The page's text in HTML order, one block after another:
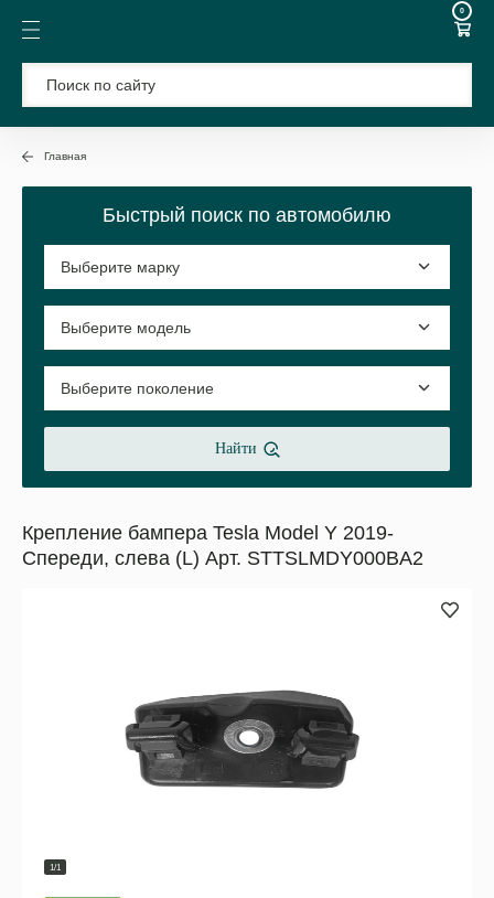
0
Главная
Быстрый поиск по автомобилю
Найти
Крепление бампера Tesla Model Y 2019-
Спереди, слева (L) Арт. STTSLMDY000BA2
1/1